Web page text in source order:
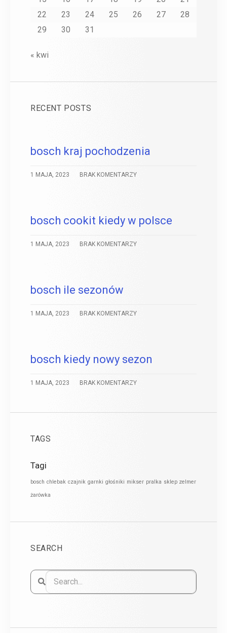
22
23 24 25 26 27
28
29
30 31
« kwi
RECENT POSTS
bosch kraj pochodzenia
1 MAJA, 2023 BRAK KOMENTARZY
bosch cookit kiedy w polsce
1 MAJA, 2023 BRAK KOMENTARZY
bosch ile sezonów
1 MAJA, 2023 BRAK KOMENTARZY
bosch kiedy nowy sezon
1 MAJA, 2023 BRAK KOMENTARZY
TAGS
Tagi
bosch chlebak czajnik garnki głośniki mikser pralka sklep zelmer
żarówka
SEARCH